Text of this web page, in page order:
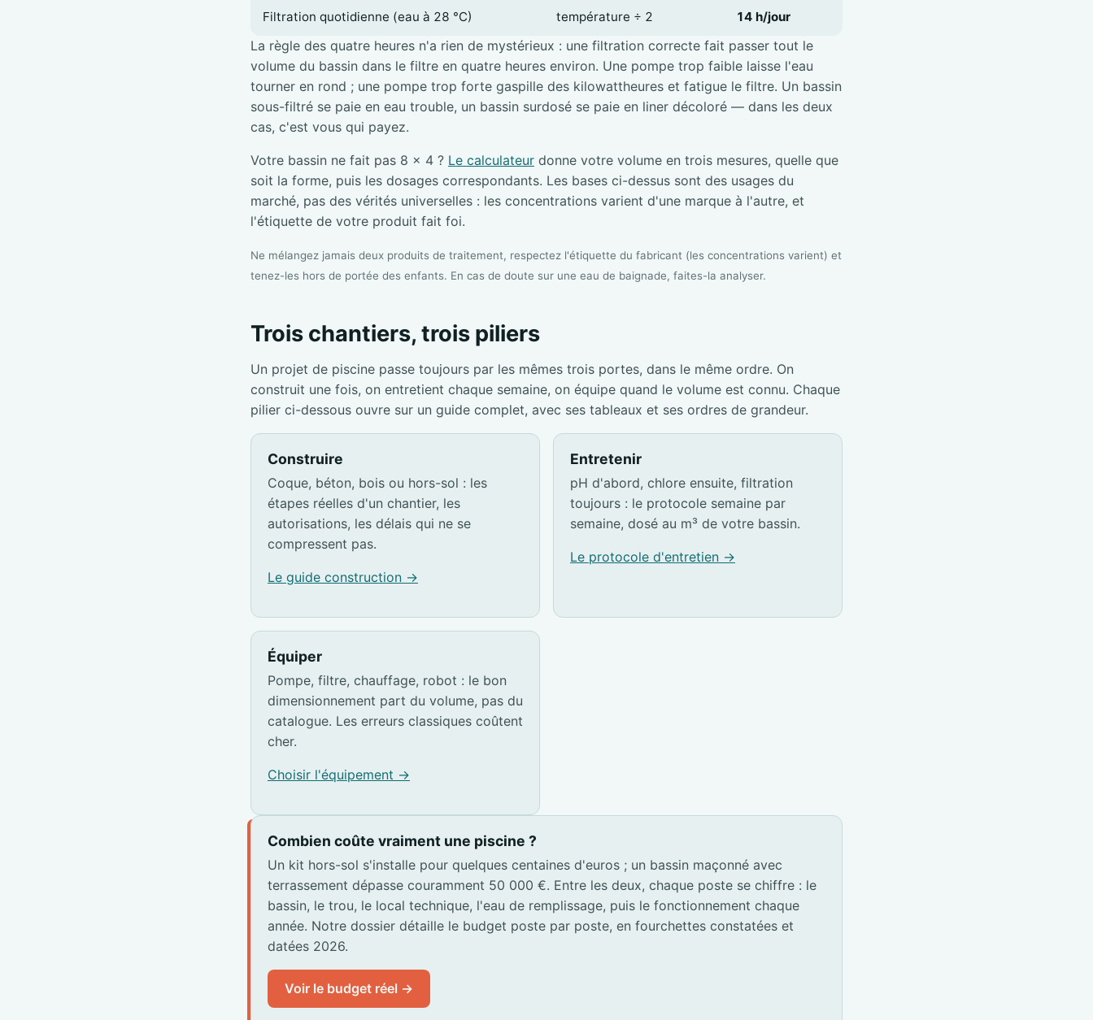
Filtration quotidienne (eau à 28 °C) température ÷ 2 14 h/jour
La règle des quatre heures n'a rien de mystérieux : une filtration correcte fait passer tout le
volume du bassin dans le filtre en quatre heures environ. Une pompe trop faible laisse l'eau
tourner en rond ; une pompe trop forte gaspille des kilowattheures et fatigue le filtre. Un bassin
sous-filtré se paie en eau trouble, un bassin surdosé se paie en liner décoloré — dans les deux
cas, c'est vous qui payez.
Votre bassin ne fait pas 8 × 4 ? Le calculateur donne votre volume en trois mesures, quelle que
soit la forme, puis les dosages correspondants. Les bases ci-dessus sont des usages du
marché, pas des vérités universelles : les concentrations varient d'une marque à l'autre, et
l'étiquette de votre produit fait foi.
Ne mélangez jamais deux produits de traitement, respectez l'étiquette du fabricant (les concentrations varient) et
tenez-les hors de portée des enfants. En cas de doute sur une eau de baignade, faites-la analyser.
Trois chantiers, trois piliers
Un projet de piscine passe toujours par les mêmes trois portes, dans le même ordre. On
construit une fois, on entretient chaque semaine, on équipe quand le volume est connu. Chaque
pilier ci-dessous ouvre sur un guide complet, avec ses tableaux et ses ordres de grandeur.
Construire
Coque, béton, bois ou hors-sol : les
étapes réelles d'un chantier, les
autorisations, les délais qui ne se
compressent pas.
Le guide construction →
Entretenir
pH d'abord, chlore ensuite, filtration
toujours : le protocole semaine par
semaine, dosé au m³ de votre bassin.
Le protocole d'entretien →
Équiper
Pompe, filtre, chauffage, robot : le bon
dimensionnement part du volume, pas du
catalogue. Les erreurs classiques coûtent
cher.
Choisir l'équipement →
Combien coûte vraiment une piscine ?
Un kit hors-sol s'installe pour quelques centaines d'euros ; un bassin maçonné avec
terrassement dépasse couramment 50 000 €. Entre les deux, chaque poste se chiffre : le
bassin, le trou, le local technique, l'eau de remplissage, puis le fonctionnement chaque
année. Notre dossier détaille le budget poste par poste, en fourchettes constatées et
datées 2026.
Voir le budget réel →